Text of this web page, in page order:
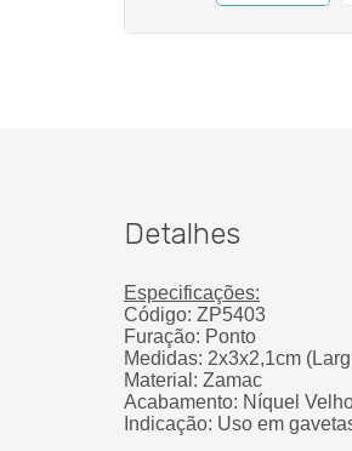
Detalhes
Especificações:
Código: ZP5403
Furação: Ponto
Medidas: 2x3x2,1cm
Material: Zamac
Acabamento: Níquel
Indicação: Uso em